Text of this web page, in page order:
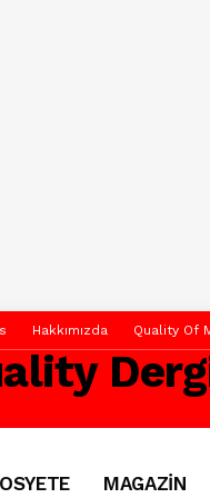
Hakkımızda Quality Of
MAGAZİN